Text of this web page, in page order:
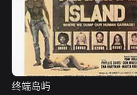
终端岛屿